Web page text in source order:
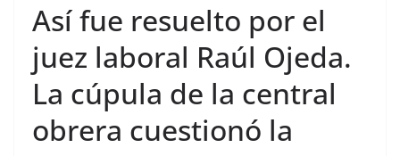
Así fue resuelto por el
juez laboral Raúl Ojeda.
La cúpula de la central
obrera cuestionó la